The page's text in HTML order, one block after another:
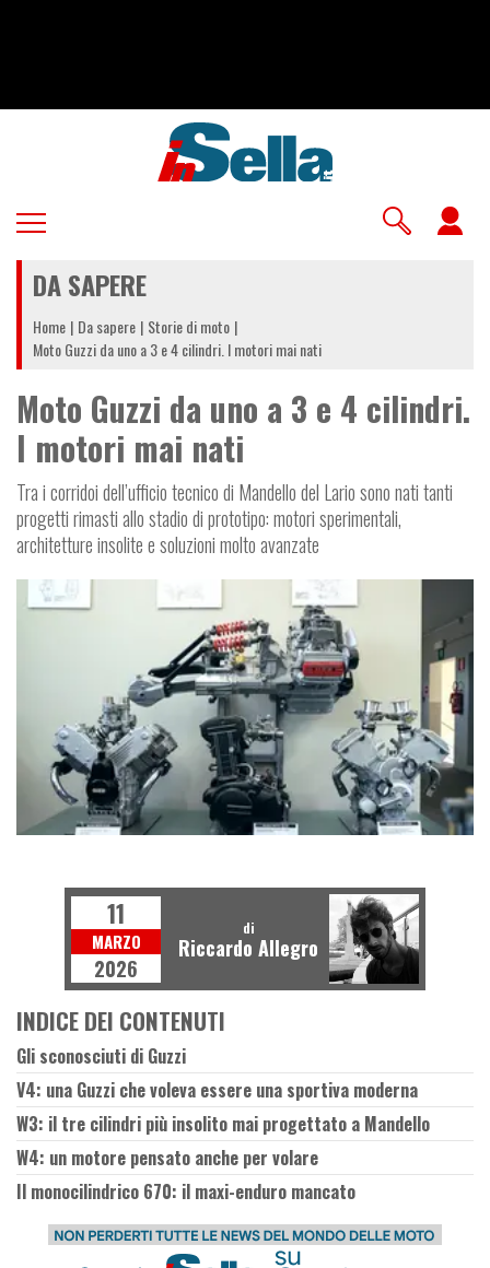
DA SAPERE
Home Da sapere Storie di moto
Moto Guzzi da uno a 3 e 4 cilindri. I motori mai nati
Moto Guzzi da uno a 3 e 4 cilindri.
I motori mai nati
Tra i corridoi dell’ufficio tecnico di Mandello del Lario sono nati tanti
progetti rimasti allo stadio di prototipo: motori sperimentali,
architetture insolite e soluzioni molto avanzate
11
MARZO
2026
di
Riccardo Allegro
INDICE DEI CONTENUTI
Gli sconosciuti di Guzzi
V4: una Guzzi che voleva essere una sportiva moderna
W3: il tre cilindri più insolito mai progettato a Mandello
W4: un motore pensato anche per volare
Il monocilindrico 670: il maxi-enduro mancato